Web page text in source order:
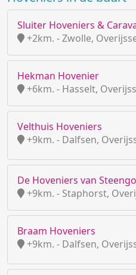
Sluiter Hoveniers &
+2km. - Zwolle,
Hekman Hovenier
+6km. - Hasselt,
Velthuis Hoveniers
+9km. - Dalfsen,
De Hoveniers van
+9km. - Staphorst,
Braam Hoveniers
+9km. - Dalfsen,